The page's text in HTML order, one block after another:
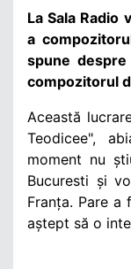
La Sala Radio
a
spune
compozitorul
Această
Teodicee",
moment nu
Bucuresti și
Franța. Pare a
aștept să o